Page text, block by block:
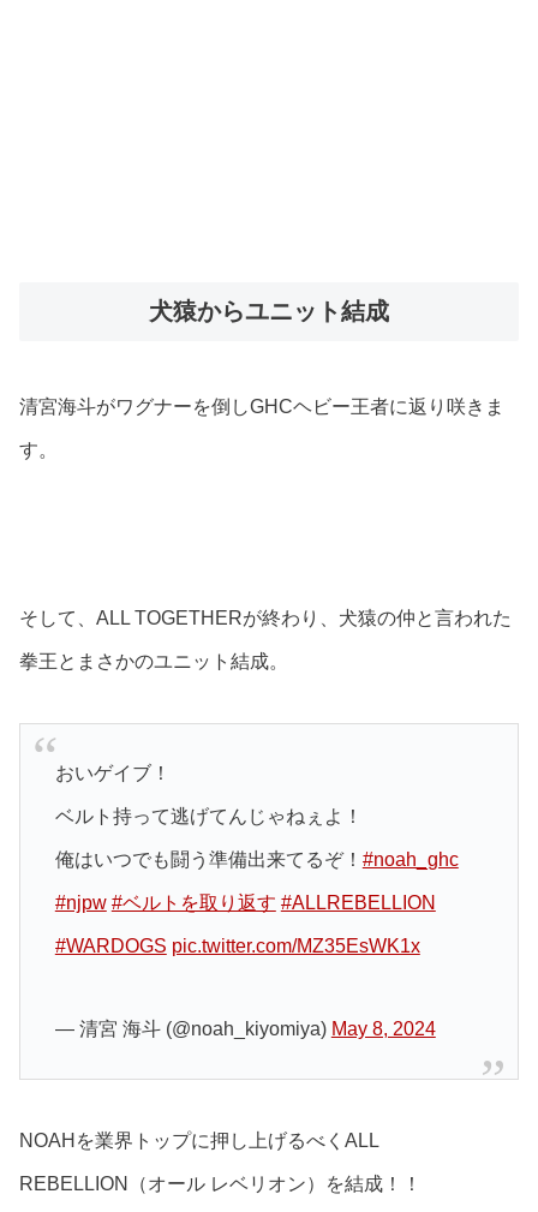
犬猿からユニット結成
清宮海斗がワグナーを倒しGHCヘビー王者に返り咲きま
す。
そして、ALL TOGETHERが終わり、犬猿の仲と言われた
拳王とまさかのユニット結成。
おいゲイブ！
ベルト持って逃げてんじゃねぇよ！
俺はいつでも闘う準備出来てるぞ！ #noah_ghc
#njpw #ベルトを取り返す #ALLREBELLION
#WARDOGS pic.twitter.com/MZ35EsWK1x
— 清宮 海斗 (@noah_kiyomiya) May 8, 2024
NOAHを業界トップに押し上げるべくALL
REBELLION（オール レベリオン）を結成！！